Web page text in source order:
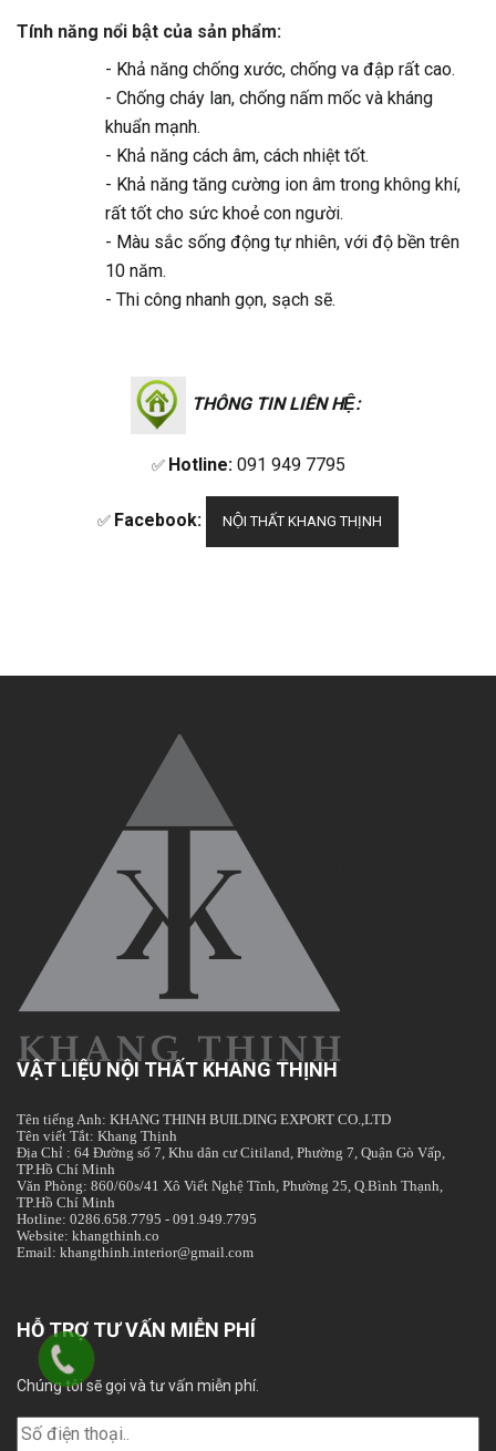
Tính năng nổi bật của sản phẩm:
- Khả năng chống xước, chống va đập rất cao.
- Chống cháy lan, chống nấm mốc và kháng
khuẩn mạnh.
- Khả năng cách âm, cách nhiệt tốt.
- Khả năng tăng cường ion âm trong không khí,
rất tốt cho sức khoẻ con người.
- Màu sắc sống động tự nhiên, với độ bền trên
10 năm.
- Thi công nhanh gọn, sạch sẽ.
THÔNG TIN LIÊN HỆ:
✅ Hotline: 091 949 7795
✅ Facebook: NỘI THẤT KHANG THỊNH
VẬT LIỆU NỘI THẤT KHANG THỊNH
Tên tiếng Anh: KHANG THINH BUILDING EXPORT CO.,LTD
Tên viết Tắt: Khang Thịnh
Địa Chỉ : 64 Đường số 7, Khu dân cư Citiland, Phường 7, Quận Gò Vấp,
TP.Hồ Chí Minh
Văn Phòng: 860/60s/41 Xô Viết Nghệ Tĩnh, Phường 25, Q.Bình Thạnh,
TP.Hồ Chí Minh
Hotline: 0286.658.7795 - 091.949.7795
Website: khangthinh.co
Email: khangthinh.interior@gmail.com
HỖ TRỢ TƯ VẤN MIỄN PHÍ
Chúng tôi sẽ gọi và tư vấn miễn phí.